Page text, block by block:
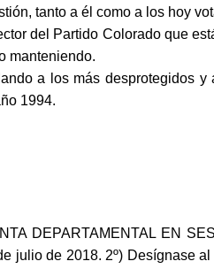
tanto a él como a los hoy
del Partido Colorado que
manteniendo.
a los más desprotegidos
1994.
DEPARTAMENTAL EN
de 2018. 2º) Desígnase